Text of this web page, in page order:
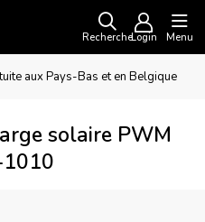
RechercheLogin Menu
aux Pays-Bas et en Belgique
solaire PWM
1010